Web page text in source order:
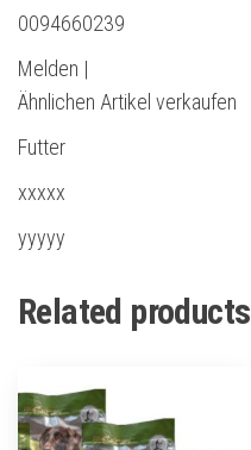
0094660239
Melden |
Ähnlichen Artikel verkaufen
Futter
xxxxx
yyyyy
Related products